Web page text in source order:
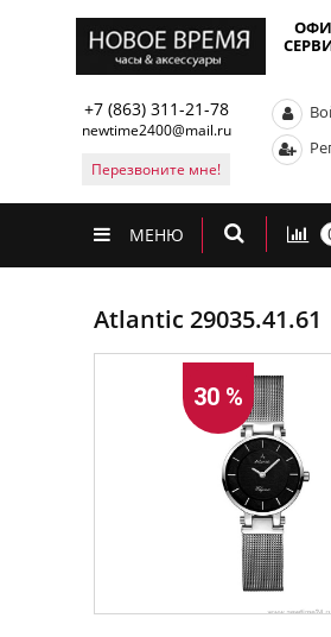
+7 (863) 311-21-78
newtime2400@mail.ru
Перезвоните мне!
МЕНЮ
Atlantic 29035.41.61
30 %